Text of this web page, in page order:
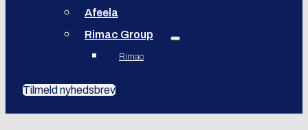
Afeela
Rimac Group
Rimac
Tilmeld nyhedsbrev